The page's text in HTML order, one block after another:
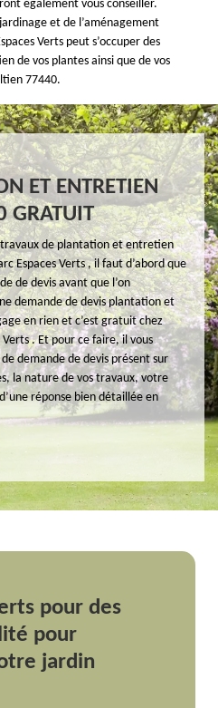
également vous conseiller.
et de l’aménagement
Verts peut s’occuper des
de vos plantes ainsi que de vos
77440.
ET ENTRETIEN
GRATUIT
de plantation et entretien
Espaces Verts , il faut d’abord que
de devis avant que l’on
demande de devis plantation et
en rien et c’est gratuit chez
. Et pour ce faire, il vous
demande de devis présent sur
la nature de vos travaux, votre
réponse bien détaillée en
pour des
pour
jardin